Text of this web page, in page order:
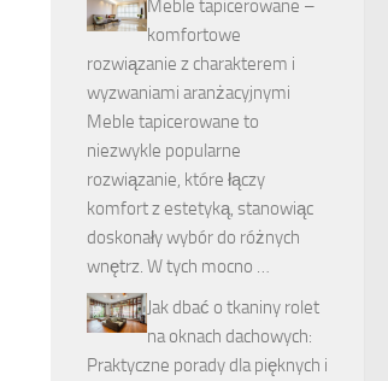
Meble tapicerowane –
komfortowe
rozwiązanie z charakterem i
wyzwaniami aranżacyjnymi
Meble tapicerowane to
niezwykle popularne
rozwiązanie, które łączy
komfort z estetyką, stanowiąc
doskonały wybór do różnych
wnętrz. W tych mocno …
Jak dbać o tkaniny rolet
na oknach dachowych:
Praktyczne porady dla pięknych i